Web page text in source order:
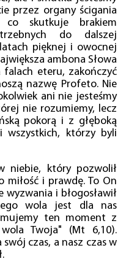
przez organy ścigania
co skutkuje brakiem
do dalszej
pięknej i owocnej
ambona Słowa
eteru, zakończyć
nazwę Profeto. Nie
ani nie jesteśmy
nie rozumiemy, lecz
pokorą i z głęboką
wszystkich, którzy byli
niebie, który pozwolił
miłość i prawdę. To On
i błogosławił
wola jest dla nas
ten moment z
Twoja" (Mt 6,10).
czas, a nasz czas w